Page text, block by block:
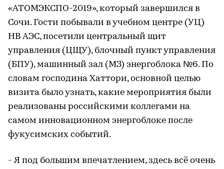
«АТОМЭКСПО-2019», который завершился в
Сочи. Гости побывали в учебном центре (УЦ)
НВ АЭС, посетили центральный щит
управления (ЦЩУ), блочный пункт управления
(БПУ), машинный зал (МЗ) энергоблока №6. По
словам господина Хаттори, основной целью
визита было узнать, какие мероприятия были
реализованы российскими коллегами на
самом инновационном энергоблоке после
фукусимских событий.
- Я под большим впечатлением, здесь всё очень